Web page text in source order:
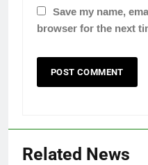
Save my name,
browser for the next
Related News